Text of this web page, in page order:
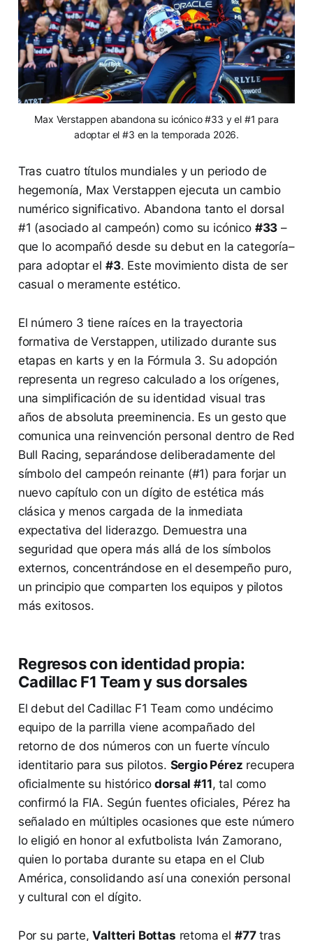
Max Verstappen abandona su icónico #33 y el #1 para
adoptar el #3 en la temporada 2026.
Tras cuatro títulos mundiales y un periodo de
hegemonía, Max Verstappen ejecuta un cambio
numérico significativo. Abandona tanto el dorsal
#1 (asociado al campeón) como su icónico #33 –
que lo acompañó desde su debut en la categoría–
para adoptar el #3. Este movimiento dista de ser
casual o meramente estético.
El número 3 tiene raíces en la trayectoria
formativa de Verstappen, utilizado durante sus
etapas en karts y en la Fórmula 3. Su adopción
representa un regreso calculado a los orígenes,
una simplificación de su identidad visual tras
años de absoluta preeminencia. Es un gesto que
comunica una reinvención personal dentro de Red
Bull Racing, separándose deliberadamente del
símbolo del campeón reinante (#1) para forjar un
nuevo capítulo con un dígito de estética más
clásica y menos cargada de la inmediata
expectativa del liderazgo. Demuestra una
seguridad que opera más allá de los símbolos
externos, concentrándose en el desempeño puro,
un principio que comparten los equipos y pilotos
más exitosos.
Regresos con identidad propia:
Cadillac F1 Team y sus dorsales
El debut del Cadillac F1 Team como undécimo
equipo de la parrilla viene acompañado del
retorno de dos números con un fuerte vínculo
identitario para sus pilotos. Sergio Pérez recupera
oficialmente su históricodorsal #11, tal como
confirmó la FIA. Según fuentes oficiales, Pérez ha
señalado en múltiples ocasiones que este número
lo eligió en honor al exfutbolista Iván Zamorano,
quien lo portaba durante su etapa en el Club
América, consolidando así una conexión personal
y cultural con el dígito.
Por su parte,Valtteri Bottas retoma el #77tras